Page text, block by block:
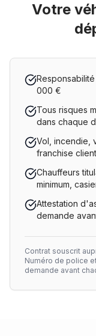
Votre
000 €
Tous risques
dans chaque
Vol, incendie,
franchise client
Chauffeurs
minimum,
Attestation
demande
Contrat souscrit
Numéro de police
demande avant